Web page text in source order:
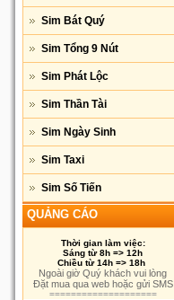
Sim Bát Quý
Sim Tổng 9 Nút
Sim Phát Lộc
Sim Thần Tài
Sim Ngày Sinh
Sim Taxi
Sim Số Tiến
QUẢNG CÁO
Thời gian làm việc:
Sáng từ 8h => 12h
Chiều từ 14h => 18h
Ngoài giờ Quý khách vui lòng
Đặt mua qua web hoặc gửi SMS
====================